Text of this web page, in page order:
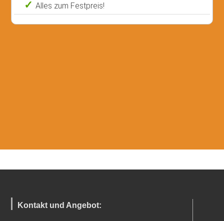
Alles zum Festpreis!
Kontakt und Angebot: